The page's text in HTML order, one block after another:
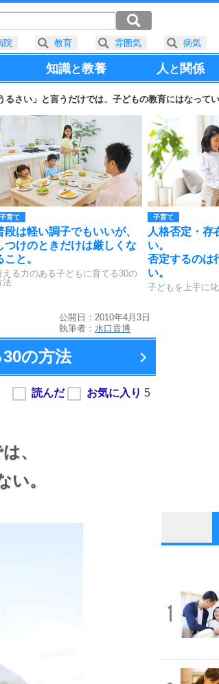
知識と教養 人と 関係
るさい」と言うだけでは、子どもの教育にはなってい
子育て
段は軽い調子でもいいが、
つけのときだけは厳しくな
こと。
える力のある子どもに育てる30の
法
子育て
人格否定・存
い。
否定するのは
い。
子どもを上手に
公開日：2010年4月3日
執筆者： 水口貴博
30の方法
、
。
1
院 教育 雰囲気 病気